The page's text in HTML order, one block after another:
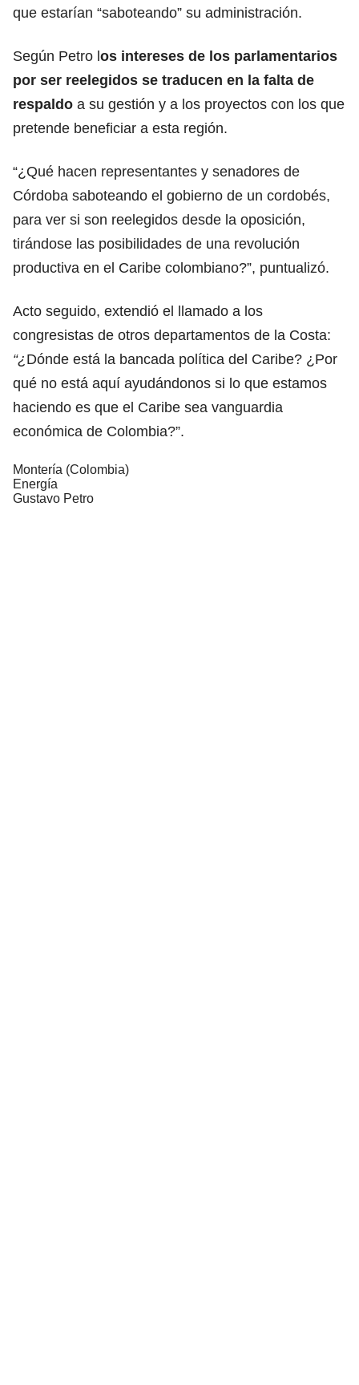
que estarían “saboteando” su administración.
Según Petro los intereses de los parlamentarios
por ser reelegidos se traducen en la falta de
respaldo a su gestión y a los proyectos con los que
pretende beneficiar a esta región.
“¿Qué hacen representantes y senadores de
Córdoba saboteando el gobierno de un cordobés,
para ver si son reelegidos desde la oposición,
tirándose las posibilidades de una revolución
productiva en el Caribe colombiano?”, puntualizó.
Acto seguido, extendió el llamado a los
congresistas de otros departamentos de la Costa:
“¿ Dónde está la bancada política del Caribe? ¿Por
qué no está aquí ayudándonos si lo que estamos
haciendo es que el Caribe sea vanguardia
económica de Colombia?”.
Montería (Colombia)
Energía
Gustavo Petro